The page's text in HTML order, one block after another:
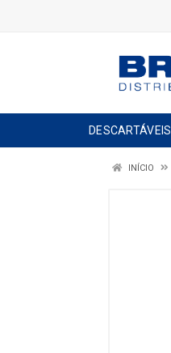
DESCARTÁVEIS
INÍCIO